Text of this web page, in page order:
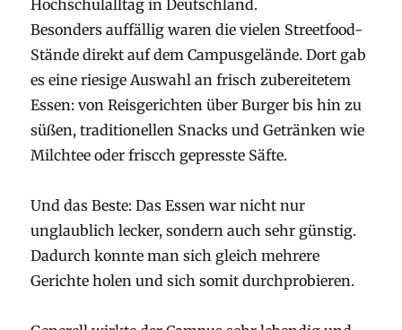
Hochschulalltag in Deutschland.
Besonders auffällig waren die vielen Streetfood-
Stände direkt auf dem Campusgelände. Dort gab
es eine riesige Auswahl an frisch zubereitetem
Essen: von Reisgerichten über Burger bis hin zu
süßen, traditionellen Snacks und Getränken wie
Milchtee oder friscch gepresste Säfte.
Und das Beste: Das Essen war nicht nur
unglaublich lecker, sondern auch sehr günstig.
Dadurch konnte man sich gleich mehrere
Gerichte holen und sich somit durchprobieren.